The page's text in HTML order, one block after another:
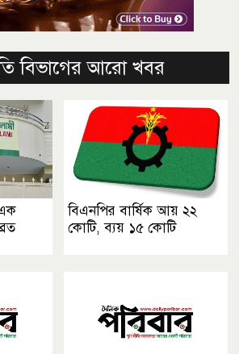
বিভাগের আরো খবর
বিএনপির বার্ষিক আয় ২২
কোটি, ব্যয় ১৫ কোটি